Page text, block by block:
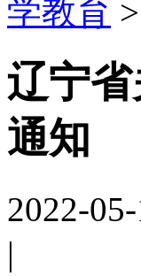
学教育 >
辽宁
通知
2022-
|